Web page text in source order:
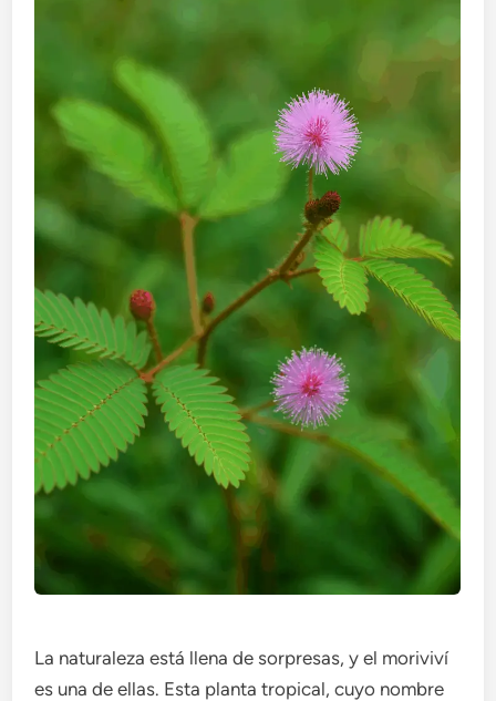
La naturaleza está llena de sorpresas, y el moriviví
es una de ellas. Esta planta tropical, cuyo nombre